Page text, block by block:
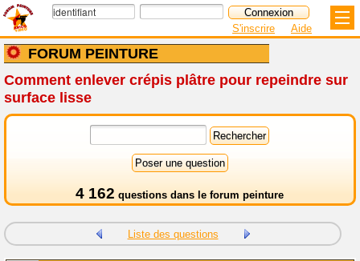
FORUM PEINTURE
S'inscrire Aide
Comment enlever crépis plâtre pour repeindre sur
surface lisse
4 162 questions dans le forum peinture
Liste des questions